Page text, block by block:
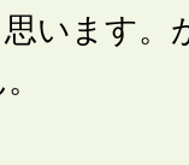
います。